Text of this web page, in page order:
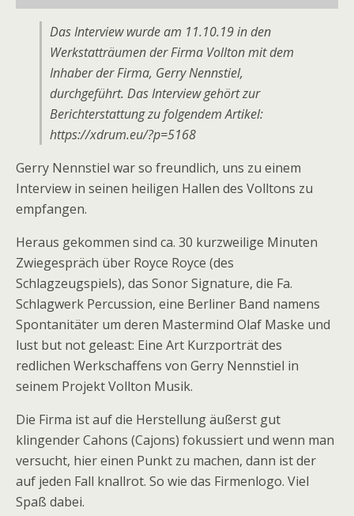
Das Interview wurde am 11.10.19 in den
Werkstatträumen der Firma Vollton mit dem
Inhaber der Firma, Gerry Nennstiel,
durchgeführt. Das Interview gehört zur
Berichterstattung zu folgendem Artikel:
https://xdrum.eu/?p=5168
Gerry Nennstiel war so freundlich, uns zu einem
Interview in seinen heiligen Hallen des Volltons zu
empfangen.
Heraus gekommen sind ca. 30 kurzweilige Minuten
Zwiegespräch über Royce Royce (des
Schlagzeugspiels), das Sonor Signature, die Fa.
Schlagwerk Percussion, eine Berliner Band namens
Spontanitäter um deren Mastermind Olaf Maske und
lust but not geleast: Eine Art Kurzporträt des
redlichen Werkschaffens von Gerry Nennstiel in
seinem Projekt Vollton Musik.
Die Firma ist auf die Herstellung äußerst gut
klingender Cahons (Cajons) fokussiert und wenn man
versucht, hier einen Punkt zu machen, dann ist der
auf jeden Fall knallrot. So wie das Firmenlogo. Viel
Spaß dabei.